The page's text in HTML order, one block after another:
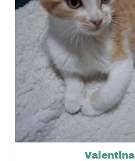
Valentina